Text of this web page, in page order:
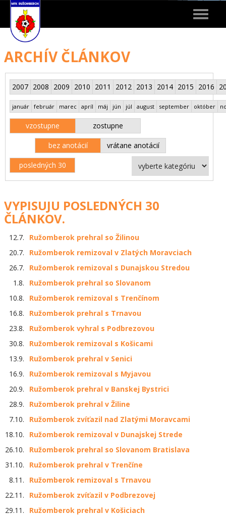
Toggle
ARCHÍV ČLÁNKOV
2007 2008 2009 2010 2011 2012 2013 2014 2015 2016
január február marec apríl máj jún júl august september október
vzostupne zostupne
bez anotácií vrátane anotácií
posledných 30
VYPISUJU POSLEDNÝCH 30
ČLÁNKOV.
12.7.
Ružomberok prehral so Žilinou
20.7.
Ružomberok remizoval v Zlatých Moravciach
26.7.
Ružomberok remizoval s Dunajskou Stredou
1.8.
Ružomberok prehral so Slovanom
10.8.
Ružomberok remizoval s Trenčínom
16.8.
Ružomberok prehral s Trnavou
23.8.
Ružomberok vyhral s Podbrezovou
30.8.
Ružomberok remizoval s Košicami
13.9.
Ružomberok prehral v Senici
16.9.
Ružomberok remizoval s Myjavou
20.9.
Ružomberok prehral v Banskej Bystrici
28.9.
Ružomberok prehral v Žiline
7.10.
Ružomberok zvíťazil nad Zlatými Moravcami
18.10.
Ružomberok remizoval v Dunajskej Strede
26.10.
Ružomberok prehral so Slovanom Bratislava
31.10.
Ružomberok prehral v Trenčíne
8.11.
Ružomberok remizoval s Trnavou
22.11.
Ružomberok zvíťazil v Podbrezovej
29.11.
Ružomberok prehral v Košiciach